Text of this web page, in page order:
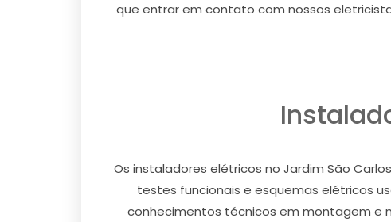
que entrar em contato com nossos
Os instaladores elétricos no Jardim São
testes funcionais e esquemas elétricos
conhecimentos técnicos em montagem e